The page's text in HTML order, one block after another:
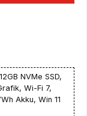
NVMe SSD,
Wi-Fi 7,
Akku, Win 11